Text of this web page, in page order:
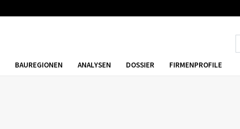
BAUREGIONEN ANALYSEN DOSSIER FIRMENPROFILE